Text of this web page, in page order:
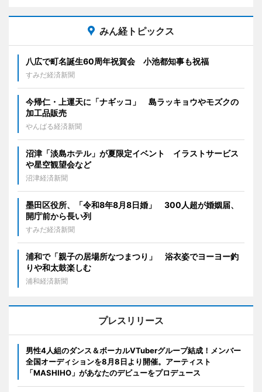
みん経トピックス
八広で町名誕生60周年祝賀会 小池都知事も祝福
すみだ経済新聞
今帰仁・上運天に「ナギッコ」 島ラッキョウやモズクの
加工品販売
やんばる経済新聞
沼津「淡島ホテル」が夏限定イベント イラストサービス
や星空観望会など
沼津経済新聞
墨田区役所、「令和8年8月8日婚」 300人超が婚姻届、
開庁前から長い列
すみだ経済新聞
浦和で「親子の居場所なつまつり」 浴衣姿でヨーヨー釣
りや和太鼓楽しむ
浦和経済新聞
プレスリリース
男性4人組のダンス＆ボーカルVTuberグループ結成！メンバー
全国オーディションを8月8日より開催。アーティスト
「MASHIHO」があなたのデビューをプロデュース